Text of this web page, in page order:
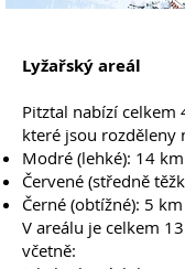
Lyžařský areál
Pitztal nabízí celkem
které jsou rozděleny
Modré (lehké): 14 km
Červené (středně
Černé (obtížné): 5 km
V areálu je celkem
včetně: